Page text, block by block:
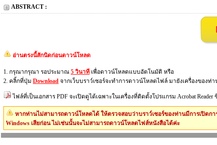
ABSTRACT :
อ่านตรงนี้สักนิดก่อนดาวน์โหลด
1. กรุณากรุณา รอประมาณ 5 วินาที เพื่อดาวน์โหลดแบบอัตโนมัติ หรือ
2. คลิ้กที่ปุ่ม Download จากเว็บบราว์เซอร์จะทำการดาวน์โหลดไฟล์ มายังเครื่องของท่า
ไฟล์ที่เป็นเอกสาร PDF จะเปิดดูได้เฉพาะในเครื่องที่ติดตั้งโปรแกรม Acrobat
หากท่านไม่สามารถดาวน์โหลดได้ ให้ตรวจสอบว่าบราว์เซอร์ของท่านมีการเปิดก
Windows เสียก่อน ไม่เช่นนั้นจะไม่สามารถดาวน์โหลดไฟส์หนังสือได้ค่ะ